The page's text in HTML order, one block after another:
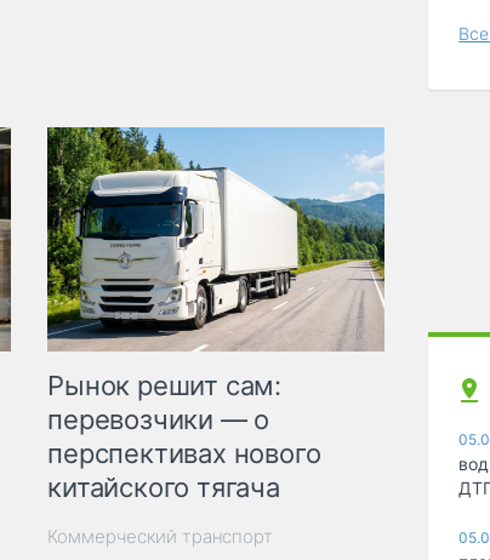
Рынок решит сам:
перевозчики — о
перспективах нового
китайского тягача
Коммерческий транспорт